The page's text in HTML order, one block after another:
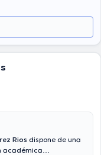
Rios dispone de una
académica